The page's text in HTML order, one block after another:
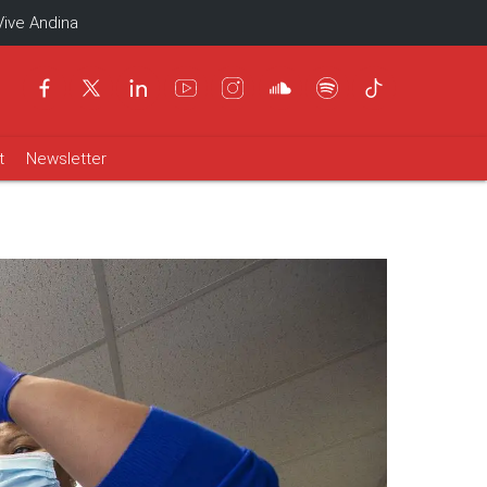
Andina
Newsletter